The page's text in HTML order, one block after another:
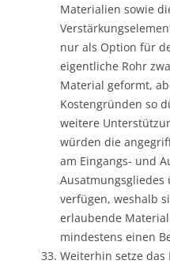
Materialien sowie
nur als Option für
eigentliche Rohr
Material geformt,
Kostengründen so
weitere
würden die
am Eingangs- und
verfügen, weshalb
erlaubende
mindestens einen
Weiterhin setze